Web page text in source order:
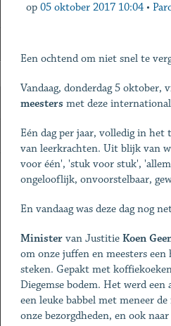
op 05 oktober 2017 10:04 •
Een ochtend om niet snel te
Vandaag, donderdag 5 oktober,
meesters met deze
Eén dag per jaar, volledig in het
van leerkrachten. Uit blijk van
voor één', 'stuk voor stuk',
ongelooflijk, onvoorstelbaar,
En vandaag was deze dag nog
Minister van Justitie Koen
om onze juffen en meesters
steken. Gepakt met
Diegemse bodem. Het werd een
een leuke babbel met meneer
onze bezorgdheden, en ook